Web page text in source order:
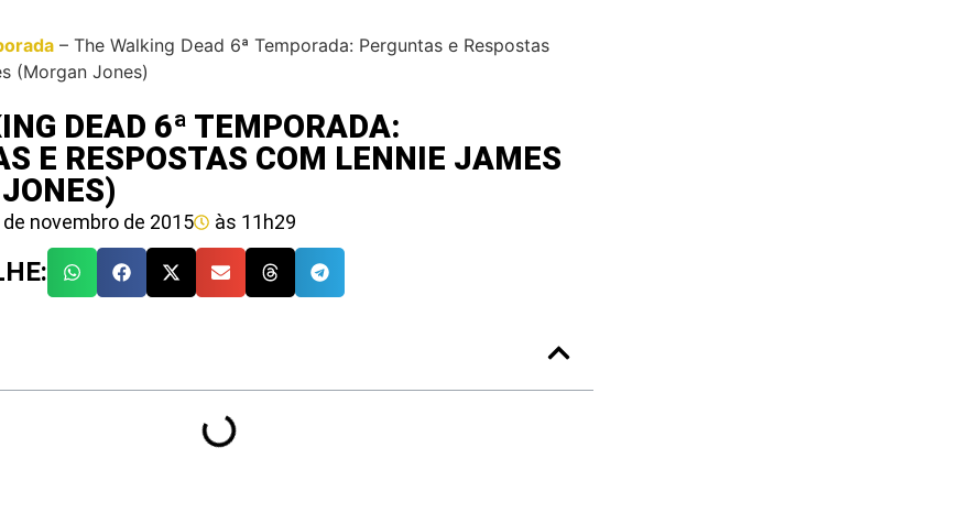
– The Walking Dead 6ª Temporada: Perguntas e Respostas
(Morgan Jones)
DEAD 6ª TEMPORADA:
E RESPOSTAS COM LENNIE JAMES
de novembro de 2015 às 11h29